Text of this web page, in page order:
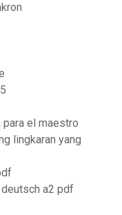
el maestro
lingkaran yang
a2 pdf